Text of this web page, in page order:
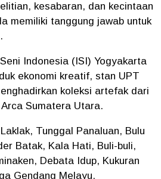
kesabaran, dan kecintaan
memiliki tanggung jawab untuk
Indonesia (ISI) Yogyakarta
ekonomi kreatif, stan UPT
koleksi artefak dari
Sumatera Utara.
Tunggal Panaluan, Bulu
Batak, Kala Hati, Buli-buli,
Debata Idup, Kukuran
Gendang Melayu.